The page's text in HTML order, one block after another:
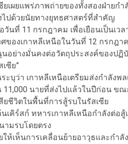
ยเผยแพร่ภาพถ่ายของทั้งสองฝ่ายก
ปด้วยนัยทางยุทธศาสตร์ที่สำคัญ
วันที่ 11 กรกฎาคม เพื่อเยือนเป็นเว
ของเกาหลีเหนือในวันที่ 12 กรกฎา
อย่างมั่นคงต่อวัตถุประสงค์ของปฏิ
ซีย”
บุว่า เกาหลีเหนือเตรียมส่งกำลังพ
นายที่ส่งไปแล้วในปีก่อน ข
ยชีวิตในพื้นที่การสู้รบในรัสเซีย
คิร์สก์ ทหารเกาหลีเหนือกำลังต่อสู้
มรบโดยตรง
ห้เห็นการเคลื่อนย้ายอาวุธและกำลั